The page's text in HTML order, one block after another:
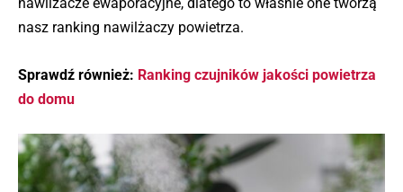
nasz ranking nawilżaczy powietrza.
Sprawdź również: Ranking czujników jakości powietrza
do domu